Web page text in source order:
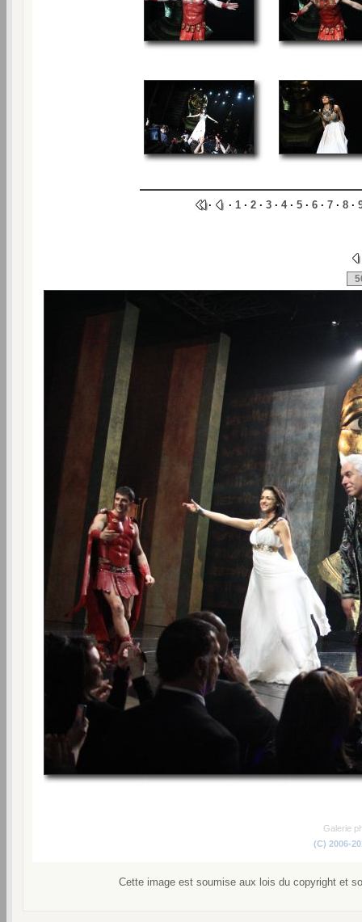
· · 1 · 2 · 3 · 4· 5 · 6 · 7 · 8 ·
Galerie
(C) 2006-
Cette image est soumise aux lois du copyright et